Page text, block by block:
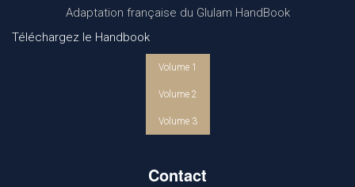
Adaptation française du Glulam HandBook
Téléchargez le Handbook
Volume 1
Volume 2
Volume 3
Contact